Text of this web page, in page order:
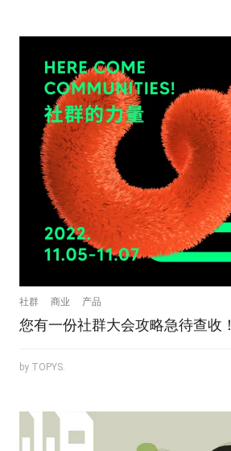
社群 商业 产品
您有一份社群大会攻略急待查收！
by TOPYS.